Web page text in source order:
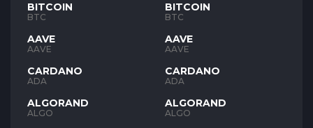
BITCOIN
BTC
AAVE
AAVE
CARDANO
ADA
ALGORAND
ALGO
BITCOIN
BTC
AAVE
AAVE
CARDANO
ADA
ALGORAND
ALGO